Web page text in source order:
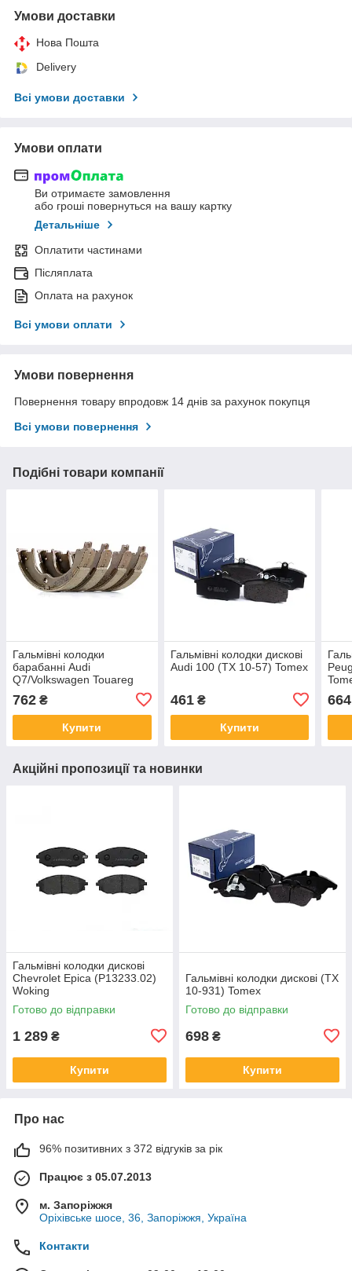
Умови доставки
Нова Пошта
Delivery
Всі умови доставки
Умови оплати
Ви отримаєте замовлення
або гроші повернуться на вашу картку
Детальніше
Оплатити частинами
Післяплата
Оплата на рахунок
Всі умови оплати
Умови повернення
Повернення товару впродовж 14 днів за рахунок покупця
Всі умови повернення
Подібні товари компанії
Гальмівні колодки
барабанні Audi
Q7/Volkswagen Touareg
762 ₴
Купити
Гальмівні колодки дискові
Audi 100 (TX 10-57) Tomex
461₴
Купити
664
Акційні пропозиції та новинки
Гальмівні колодки дискові
Chevrolet Epica (P13233.02)
Woking
Готово до відправки
1 289 ₴
Купити
Гальмівні колодки дискові (TX
10-931) Tomex
Готово до відправки
698 ₴
Купити
Про нас
96% позитивних з 372 відгуків за рік
Працює з 05.07.2013
м. Запоріжжя
Оріхівське шосе, 36, Запоріжжя, Україна
Контакти